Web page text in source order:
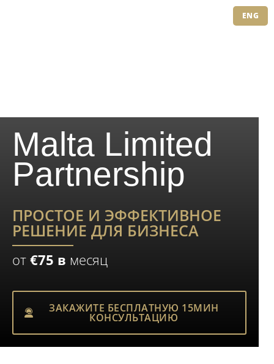
ENG
Malta Limited
Partnership
ПРОСТОЕ И ЭФФЕКТИВНОЕ
РЕШЕНИЕ ДЛЯ БИЗНЕСА
от €75 в месяц
ЗАКАЖИТЕ БЕСПЛАТНУЮ 15МИН
КОНСУЛЬТАЦИЮ